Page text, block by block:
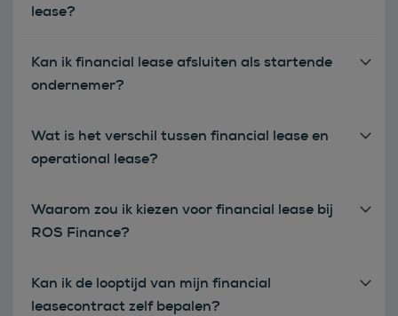
lease?
Kan ik financial lease afsluiten als startende
ondernemer?
Wat is het verschil tussen financial lease en
operational lease?
Waarom zou ik kiezen voor financial lease bij
ROS Finance?
Kan ik de looptijd van mijn financial
leasecontract zelf bepalen?